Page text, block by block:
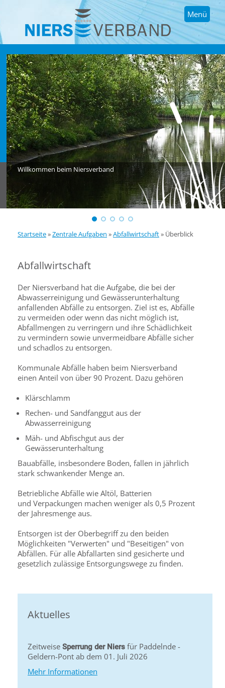
Menü
Willkommen beim Niersverband
Startseite»Zentrale Aufgaben »Abfallwirtschaft» Überblick
Abfallwirtschaft
Der Niersverband hat die Aufgabe, die bei der
Abwasserreinigung und Gewässerunterhaltung
anfallenden Abfälle zu entsorgen. Ziel ist es, Abfälle
zu vermeiden oder wenn das nicht möglich ist,
Abfallmengen zu verringern und ihre Schädlichkeit
zu vermindern sowie unvermeidbare Abfälle sicher
und schadlos zu entsorgen.
Kommunale Abfälle haben beim Niersverband
einen Anteil von über 90 Prozent. Dazu gehören
Klärschlamm
Rechen- und Sandfanggut aus der
Abwasserreinigung
Mäh- und Abfischgut aus der
Gewässerunterhaltung
Bauabfälle, insbesondere Boden, fallen in jährlich
stark schwankender Menge an.
Betriebliche Abfälle wie Altöl, Batterien
und Verpackungen machen weniger als 0,5 Prozent
der Jahresmenge aus.
Entsorgen ist der Oberbegriff zu den beiden
Möglichkeiten "Verwerten" und "Beseitigen" von
Abfällen. Für alle Abfallarten sind gesicherte und
gesetzlich zulässige Entsorgungswege zu finden.
Aktuelles
Zeitweise Sperrung der Niers für Paddelnde -
Geldern-Pont ab dem 01. Juli 2026
Mehr Informationen